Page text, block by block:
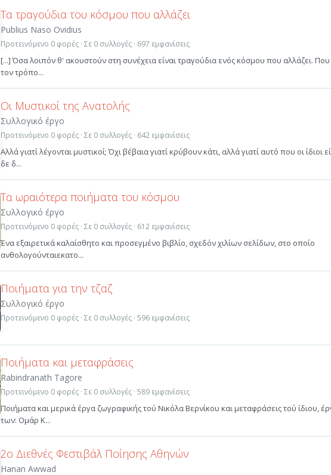
Τα τραγούδια του κόσμου που αλλάζει
Publius Naso Ovidius
Προτεινόμενο 0 φορές · Σε 0 συλλογές · 697 εμφανίσεις
[...] Όσα λοιπόν θ' ακουστούν στη συνέχεια είναι τραγούδια ενός κόσμου που αλλάζει.
τον τρόπο...
Οι Μυστικοί της Ανατολής
Συλλογικό έργο
Προτεινόμενο 0 φορές · Σε 0 συλλογές · 642 εμφανίσεις
Αλλά γιατί λέγονται μυστικοί; Όχι βέβαια γιατί κρύβουν κάτι, αλλά γιατί αυτό που οι ίδιοι
δε δ...
Τα ωραιότερα ποιήματα του κόσμου
Συλλογικό έργο
Προτεινόμενο 0 φορές · Σε 0 συλλογές · 612 εμφανίσεις
Ένα εξαιρετικά καλαίσθητο και προσεγμένο βιβλίο, σχεδόν χιλίων σελίδων, στο οποίο
ανθολογούνταιεκατο...
Ποιήματα για την τζαζ
Συλλογικό έργο
Προτεινόμενο 0 φορές · Σε 0 συλλογές · 596 εμφανίσεις
Ποιήματα και μεταφράσεις
Rabindranath Tagore
Προτεινόμενο 0 φορές · Σε 0 συλλογές · 589 εμφανίσεις
Ποιήματα και μερικά έργα ζωγραφικής τού Νικόλα Βερνίκου και μεταφράσεις τού ίδιου,
των: Ομάρ Κ...
2ο Διεθνές Φεστιβάλ Ποίησης Αθηνών
Hanan Awwad